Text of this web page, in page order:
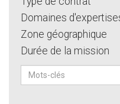
Domaines
Zone géographique
Durée de la mission